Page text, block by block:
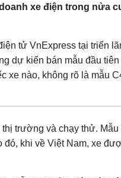
xe điện trong nửa
tử VnExpress tại triển
dự kiến bán mẫu đầu tiên
xe nào, không rõ là mẫu
trường và chạy thử. Mẫu
khi về Việt Nam, xe